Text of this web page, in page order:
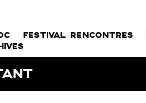
FESTIVAL RENCONTRES